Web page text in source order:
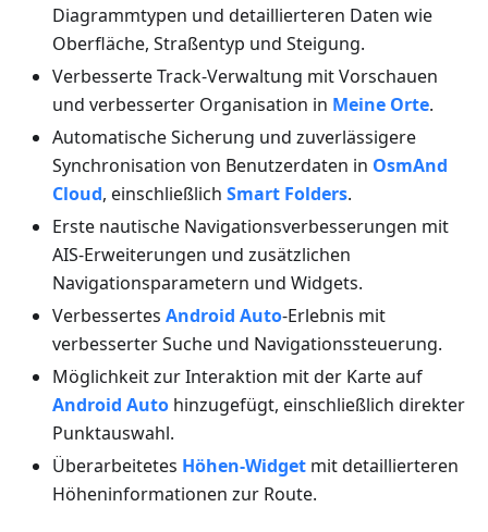
Diagrammtypen und detaillierteren Daten wie
Oberfläche, Straßentyp und Steigung.
Verbesserte Track-Verwaltung mit Vorschauen
und verbesserter Organisation in Meine Orte.
Automatische Sicherung und zuverlässigere
Synchronisation von Benutzerdaten in OsmAnd
Cloud, einschließlich Smart Folders.
Erste nautische Navigationsverbesserungen mit
AIS-Erweiterungen und zusätzlichen
Navigationsparametern und Widgets.
Verbessertes Android Auto-Erlebnis mit
verbesserter Suche und Navigationssteuerung.
Möglichkeit zur Interaktion mit der Karte auf
Android Auto hinzugefügt, einschließlich direkter
Punktauswahl.
Überarbeitetes Höhen-Widget mit detaillierteren
Höheninformationen zur Route.